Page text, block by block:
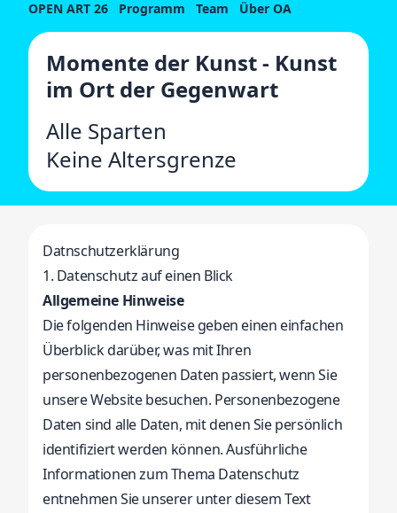
OPEN ART 26 Programm Team Über OA
Momente der Kunst - Kunst
im Ort der Gegenwart
Alle Sparten
Keine Altersgrenze
Datnschutzerklärung
1. Datenschutz auf einen Blick
Allgemeine Hinweise
Die folgenden Hinweise geben einen einfachen
Überblick darüber, was mit Ihren
personenbezogenen Daten passiert, wenn Sie
unsere Website besuchen. Personenbezogene
Daten sind alle Daten, mit denen Sie persönlich
identifiziert werden können. Ausführliche
Informationen zum Thema Datenschutz
entnehmen Sie unserer unter diesem Text